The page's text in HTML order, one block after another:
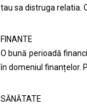
tau sa distruga relatia.
FINANTE
O bună perioadă
în domeniul finanțelor.
SĂNĂTATE